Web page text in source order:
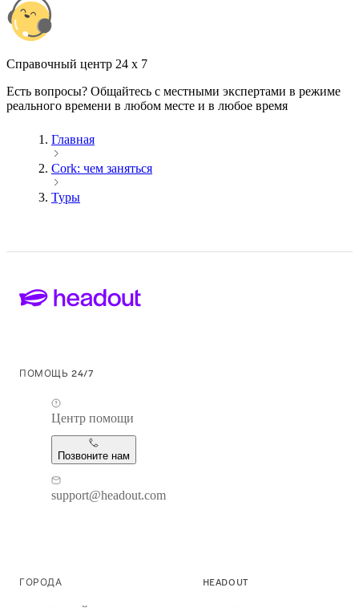
Cправочный центр 24 x 7
Есть вопросы? Общайтесь с местными экспертами в режиме
реального времени в любом месте и в любое время
Главная
Cork: чем заняться
Туры
ПОМОЩЬ 24/7
Центр помощи
Позвоните нам
support@headout.com
ГОРОДА HEADOUT